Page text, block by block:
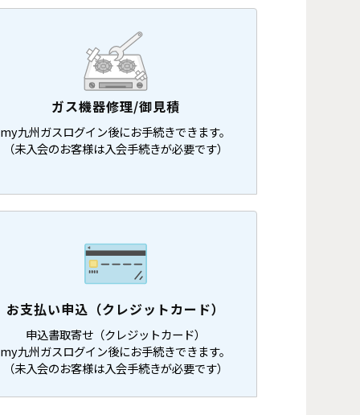
ガス機器修理/御見積
my九州ガスログイン後にお手続きできます。
（未入会のお客様は入会手続きが必要です）
お支払い申込（クレジットカード）
申込書取寄せ（クレジットカード）
my九州ガスログイン後にお手続きできます。
（未入会のお客様は入会手続きが必要です）